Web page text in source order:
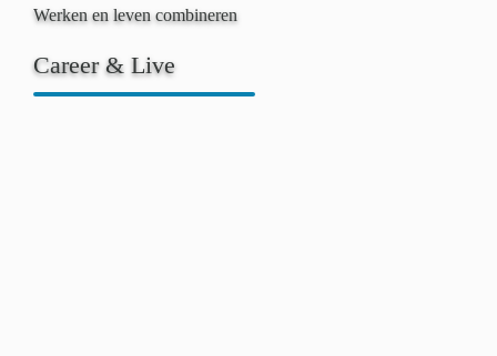
Werken en leven combineren
Career & Live